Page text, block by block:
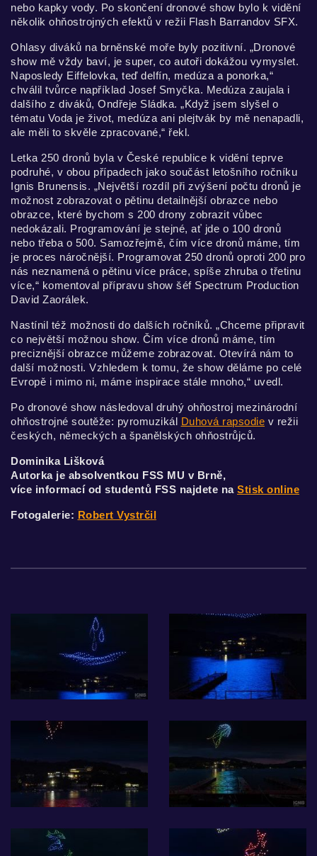
nebo kapky vody. Po skončení dronové show bylo k vidění
několik ohňostrojných efektů v režii Flash Barrandov SFX.
Ohlasy diváků na brněnské moře byly pozitivní. „Dronové
show mě vždy baví, je super, co autoři dokážou vymyslet.
Naposledy Eiffelovka, teď delfín, medúza a ponorka,“
chválil tvůrce například Josef Smyčka. Medúza zaujala i
dalšího z diváků, Ondřeje Sládka. „Když jsem slyšel o
tématu Voda je život, medúza ani plejtvák by mě nenapadli,
ale měli to skvěle zpracované,“ řekl.
Letka 250 dronů byla v České republice k vidění teprve
podruhé, v obou případech jako součást letošního ročníku
Ignis Brunensis. „Největší rozdíl při zvýšení počtu dronů je
možnost zobrazovat o pětinu detailnější obrazce nebo
obrazce, které bychom s 200 drony zobrazit vůbec
nedokázali. Programování je stejné, ať jde o 100 dronů
nebo třeba o 500. Samozřejmě, čím více dronů máme, tím
je proces náročnější. Programovat 250 dronů oproti 200 pro
nás neznamená o pětinu více práce, spíše zhruba o třetinu
více,“ komentoval přípravu show šéf Spectrum Production
David Zaorálek.
Nastínil též možnosti do dalších ročníků. „Chceme připravit
co největší možnou show. Čím více dronů máme, tím
preciznější obrazce můžeme zobrazovat. Otevírá nám to
další možnosti. Vzhledem k tomu, že show děláme po celé
Evropě i mimo ni, máme inspirace stále mnoho,“ uvedl.
Po dronové show následoval druhý ohňostroj mezinárodní
ohňostrojné soutěže: pyromuzikál Duhová rapsodie v režii
českých, německých a španělských ohňostrůjců.
Dominika Lišková
Autorka je absolventkou FSS MU v Brně,
více informací od studentů FSS najdete na Stisk online
Fotogalerie: Robert Vystrčil